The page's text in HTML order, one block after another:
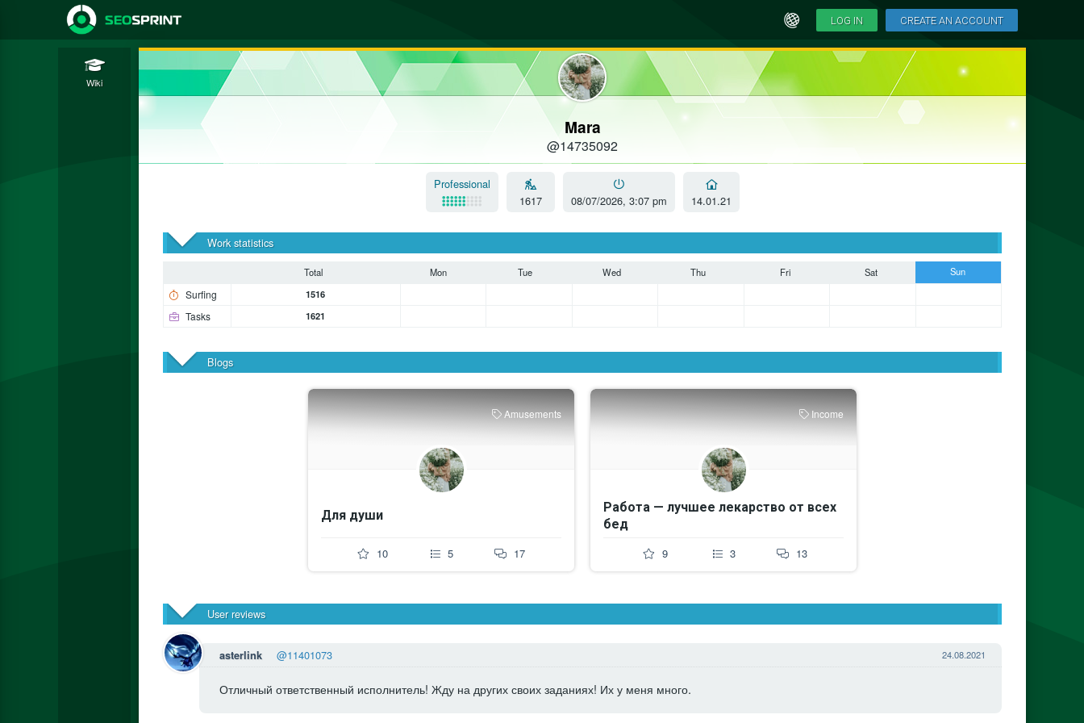
LOG IN CREATE AN ACCOUNT
Wiki
Mara
@14735092
Professional
1617
08/07/2026, 3:07 pm 14.01.21
Work statistics
Total Mon Tue Wed Thu Fri Sat Sun
Surfing 1516
Tasks 1621
Blogs
Amusements
Для души
10 5 17
Income
Работа — лучшее лекарство от всех
бед
9
3 13
User reviews
asterlink @11401073 24.08.2021
Отличный ответственный исполнитель! Жду на других своих заданиях! Их у меня много.